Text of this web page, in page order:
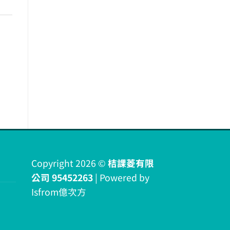
Copyright 2026 © 桔課菱有限
公司 95452263 | Powered by
Isfrom億次方